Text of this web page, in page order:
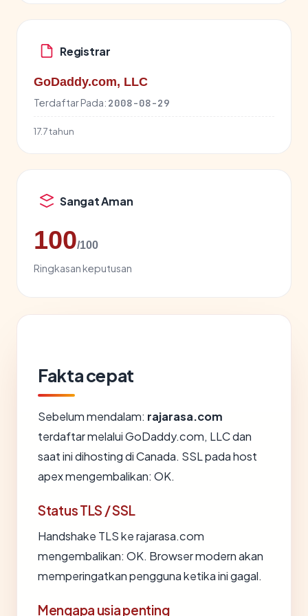
Registrar
GoDaddy.com, LLC
Terdaftar Pada: 2008-08-29
17.7 tahun
Sangat Aman
100/100
Ringkasan keputusan
Fakta cepat
Sebelum mendalam: rajarasa.com
terdaftar melalui GoDaddy.com, LLC dan
saat ini dihosting di Canada. SSL pada host
apex mengembalikan: OK.
Status TLS / SSL
Handshake TLS ke rajarasa.com
mengembalikan: OK. Browser modern akan
memperingatkan pengguna ketika ini gagal.
Mengapa usia penting